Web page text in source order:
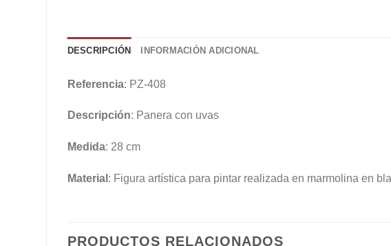
DESCRIPCIÓN INFORMACIÓN ADICIONAL
Referencia: PZ-408
Descripción: Panera con uvas
Medida: 28 cm
Material : Figura artística para pintar realizada en marmolina en
PRODUCTOS RELACIONADOS